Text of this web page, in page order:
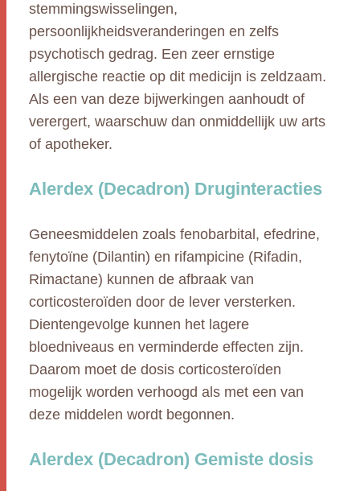
stemmingswisselingen,
persoonlijkheidsveranderingen en zelfs
psychotisch gedrag. Een zeer ernstige
allergische reactie op dit medicijn is zeldzaam.
Als een van deze bijwerkingen aanhoudt of
verergert, waarschuw dan onmiddellijk uw arts
of apotheker.
Alerdex (Decadron) Druginteracties
Geneesmiddelen zoals fenobarbital, efedrine,
fenytoïne (Dilantin) en rifampicine (Rifadin,
Rimactane) kunnen de afbraak van
corticosteroïden door de lever versterken.
Dientengevolge kunnen het lagere
bloedniveaus en verminderde effecten zijn.
Daarom moet de dosis corticosteroïden
mogelijk worden verhoogd als met een van
deze middelen wordt begonnen.
Alerdex (Decadron) Gemiste dosis